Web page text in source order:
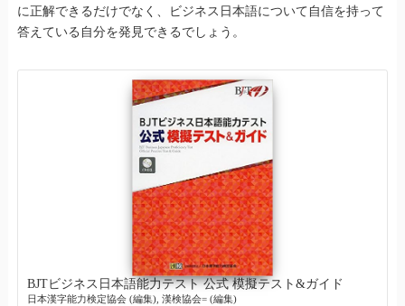
に正解できるだけでなく、ビジネス日本語について自信を持って
答えている自分を発見できるでしょう。
BJTビジネス日本語能力テスト 公式 模擬テスト&ガイド
日本漢字能力検定協会 (編集), 漢検協会= (編集)